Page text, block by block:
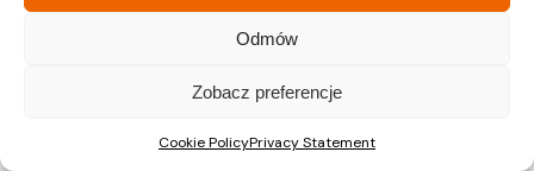
Odmów
Zobacz preferencje
Cookie PolicyPrivacy Statement